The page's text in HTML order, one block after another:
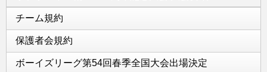
チーム規約
保護者会規約
ボーイズリーグ第54回春季全国大会出場決定